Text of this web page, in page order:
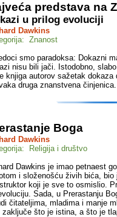
predstava na
u prilog evoluciji
Dawkins
Znanost
smo paradoksa: Dokazni
nisu bili jači. Istodobno,
knjiga autorov sažetak
druga znanstvena činjenica.
Boga
Dawkins
Religija i društvo
Dawkins je imao petnaest
i složenošću živih bića,
koji je sve to osmislio.
Sada, u Prerastanju
čitateljima, mladima i manje
što je istina, a što je